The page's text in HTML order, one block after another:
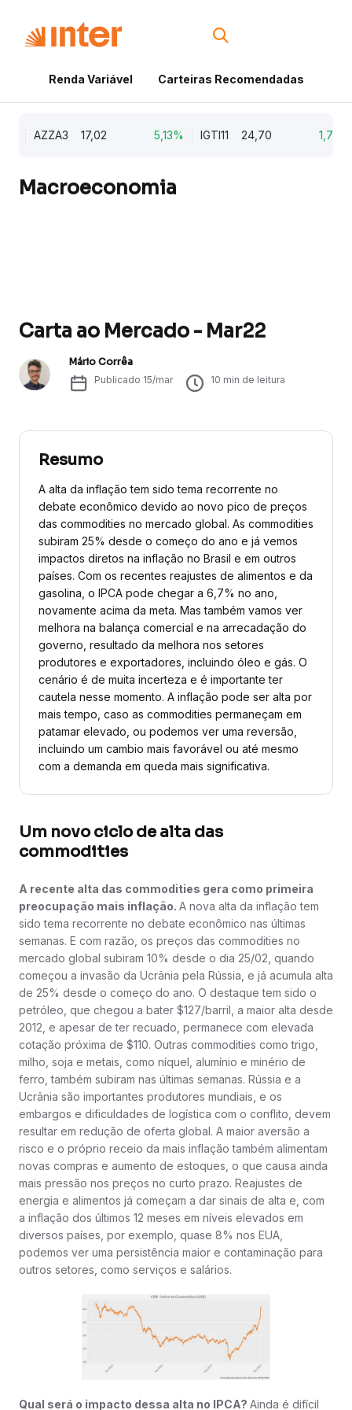
Renda Variável Carteiras Recomendadas
AZZA3 17,02 5,13% IGTI11 24,70 1,77%
Macroeconomia
Carta ao Mercado - Mar22
Mário Corrêa
Publicado 15/mar 10 min de leitura
Resumo
A alta da inflação tem sido tema recorrente no
debate econômico devido ao novo pico de preços
das commodities no mercado global. As commodities
subiram 25% desde o começo do ano e já vemos
impactos diretos na inflação no Brasil e em outros
países. Com os recentes reajustes de alimentos e da
gasolina, o IPCA pode chegar a 6,7% no ano,
novamente acima da meta. Mas também vamos ver
melhora na balança comercial e na arrecadação do
governo, resultado da melhora nos setores
produtores e exportadores, incluindo óleo e gás. O
cenário é de muita incerteza e é importante ter
cautela nesse momento. A inflação pode ser alta por
mais tempo, caso as commodities permaneçam em
patamar elevado, ou podemos ver uma reversão,
incluindo um cambio mais favorável ou até mesmo
com a demanda em queda mais significativa.
Um novo ciclo de alta das
commodities
A recente alta das commodities gera como primeira
preocupação mais inflação. A nova alta da inflação tem
sido tema recorrente no debate econômico nas últimas
semanas. E com razão, os preços das commodities no
mercado global subiram 10% desde o dia 25/02, quando
começou a invasão da Ucrânia pela Rússia, e já acumula alta
de 25% desde o começo do ano. O destaque tem sido o
petróleo, que chegou a bater $127/barril, a maior alta desde
2012, e apesar de ter recuado, permanece com elevada
cotação próxima de $110. Outras commodities como trigo,
milho, soja e metais, como níquel, alumínio e minério de
ferro, também subiram nas últimas semanas. Rússia e a
Ucrânia são importantes produtores mundiais, e os
embargos e dificuldades de logística com o conflito, devem
resultar em redução de oferta global. A maior aversão a
risco e o próprio receio da mais inflação também alimentam
novas compras e aumento de estoques, o que causa ainda
mais pressão nos preços no curto prazo. Reajustes de
energia e alimentos já começam a dar sinais de alta e, com
a inflação dos últimos 12 meses em níveis elevados em
diversos países, por exemplo, quase 8% nos EUA,
podemos ver uma persistência maior e contaminação para
outros setores, como serviços e salários.
Qual será o impacto dessa alta no IPCA? Ainda é difícil